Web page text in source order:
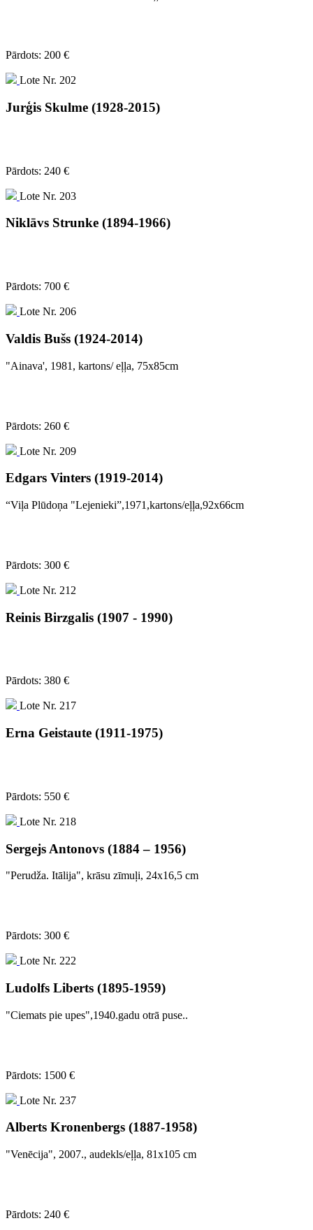
Pārdots: 200 €
Lote Nr. 202
Jurģis Skulme (1928-2015)
Pārdots: 240 €
Lote Nr. 203
Niklāvs Strunke (1894-1966)
Pārdots: 700 €
Lote Nr. 206
Valdis Bušs (1924-2014)
"Ainava', 1981, kartons/ eļļa, 75x85cm
Pārdots: 260 €
Lote Nr. 209
Edgars Vinters (1919-2014)
“Viļa Plūdoņa "Lejenieki”,1971,kartons/eļļa,92x66cm
Pārdots: 300 €
Lote Nr. 212
Reinis Birzgalis (1907 - 1990)
Pārdots: 380 €
Lote Nr. 217
Erna Geistaute (1911-1975)
Pārdots: 550 €
Lote Nr. 218
Sergejs Antonovs (1884 – 1956)
"Perudža. Itālija", krāsu zīmuļi, 24x16,5 cm
Pārdots: 300 €
Lote Nr. 222
Ludolfs Liberts (1895-1959)
"Ciemats pie upes",1940.gadu otrā puse..
Pārdots: 1500 €
Lote Nr. 237
Alberts Kronenbergs (1887-1958)
"Venēcija", 2007., audekls/eļļa, 81x105 cm
Pārdots: 240 €